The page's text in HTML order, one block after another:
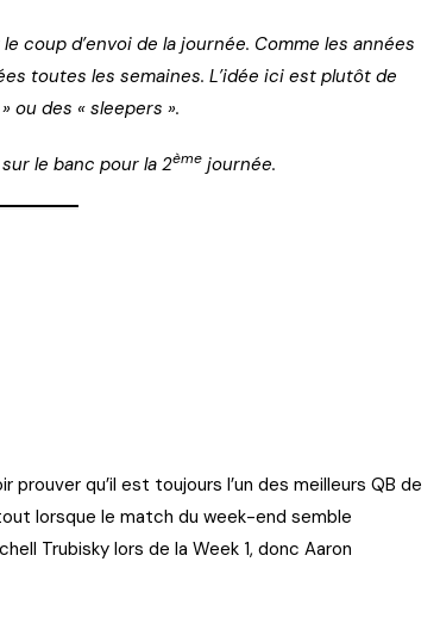
coup d’envoi de la journée. Comme les années
toutes les semaines. L’idée ici est plutôt de
ou des « sleepers ».
le banc pour la 2ème journée.
prouver qu’il est toujours l’un des meilleurs QB de
lorsque le match du week-end semble
Trubisky lors de la Week 1, donc Aaron